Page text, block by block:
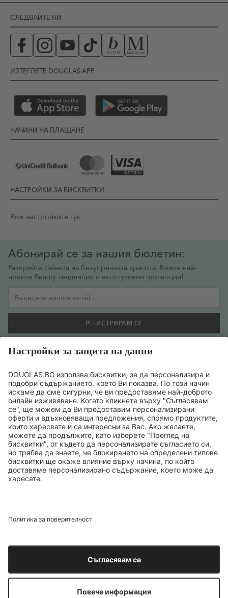
ДОБАВИ В КОШНИЦАТА
СЛЕДВАЙТЕ НИ
ИЗТЕГЛЕТЕ DOUGLAS APP
НАЧИНИ НА ПЛАЩАНЕ
НАСТРОЙКИ ЗА БИСКВИТКИ
Виж настройките тук
Абонирай се за нашия бюлетин:
Разкрийте тайната на безупречната красота. Вижте най-
новите Beauty тенденции и ексклузивни промоции!
РЕГИСТРИРАМ СЕ
предоставената от мен информация да се обработва
ТОП БРАНДОВЕ
ТОП ПРОДУКТИ
ТОП КАТЕГОРИИ
© 2026 Douglas. Всички права запазени.